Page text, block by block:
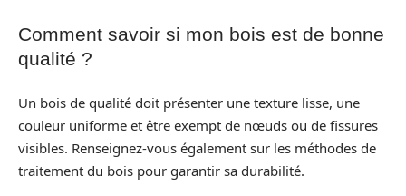
Comment savoir si mon bois est de bonne
qualité ?
Un bois de qualité doit présenter une texture lisse, une
couleur uniforme et être exempt de nœuds ou de fissures
visibles. Renseignez-vous également sur les méthodes de
traitement du bois pour garantir sa durabilité.